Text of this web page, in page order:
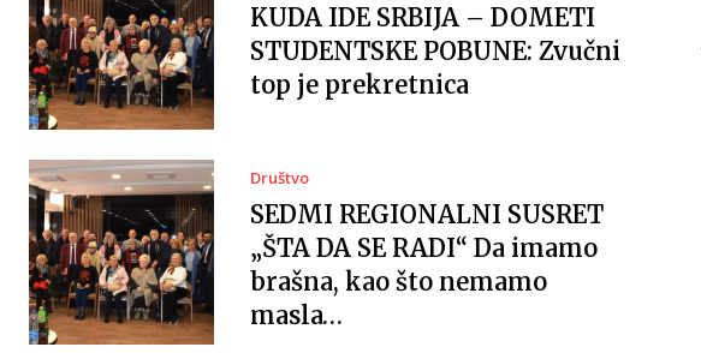
KUDA IDE SRBIJA – DOMETI
STUDENTSKE POBUNE: Zvučni
top je prekretnica
Društvo
SEDMI REGIONALNI SUSRET
„ŠTA DA SE RADI“ Da imamo
brašna, kao što nemamo
masla…